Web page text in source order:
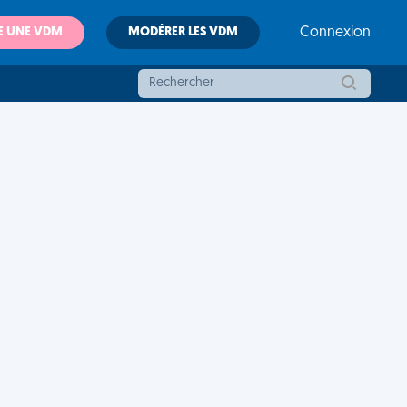
UNE VDM MODÉRER LES VDM Connexion